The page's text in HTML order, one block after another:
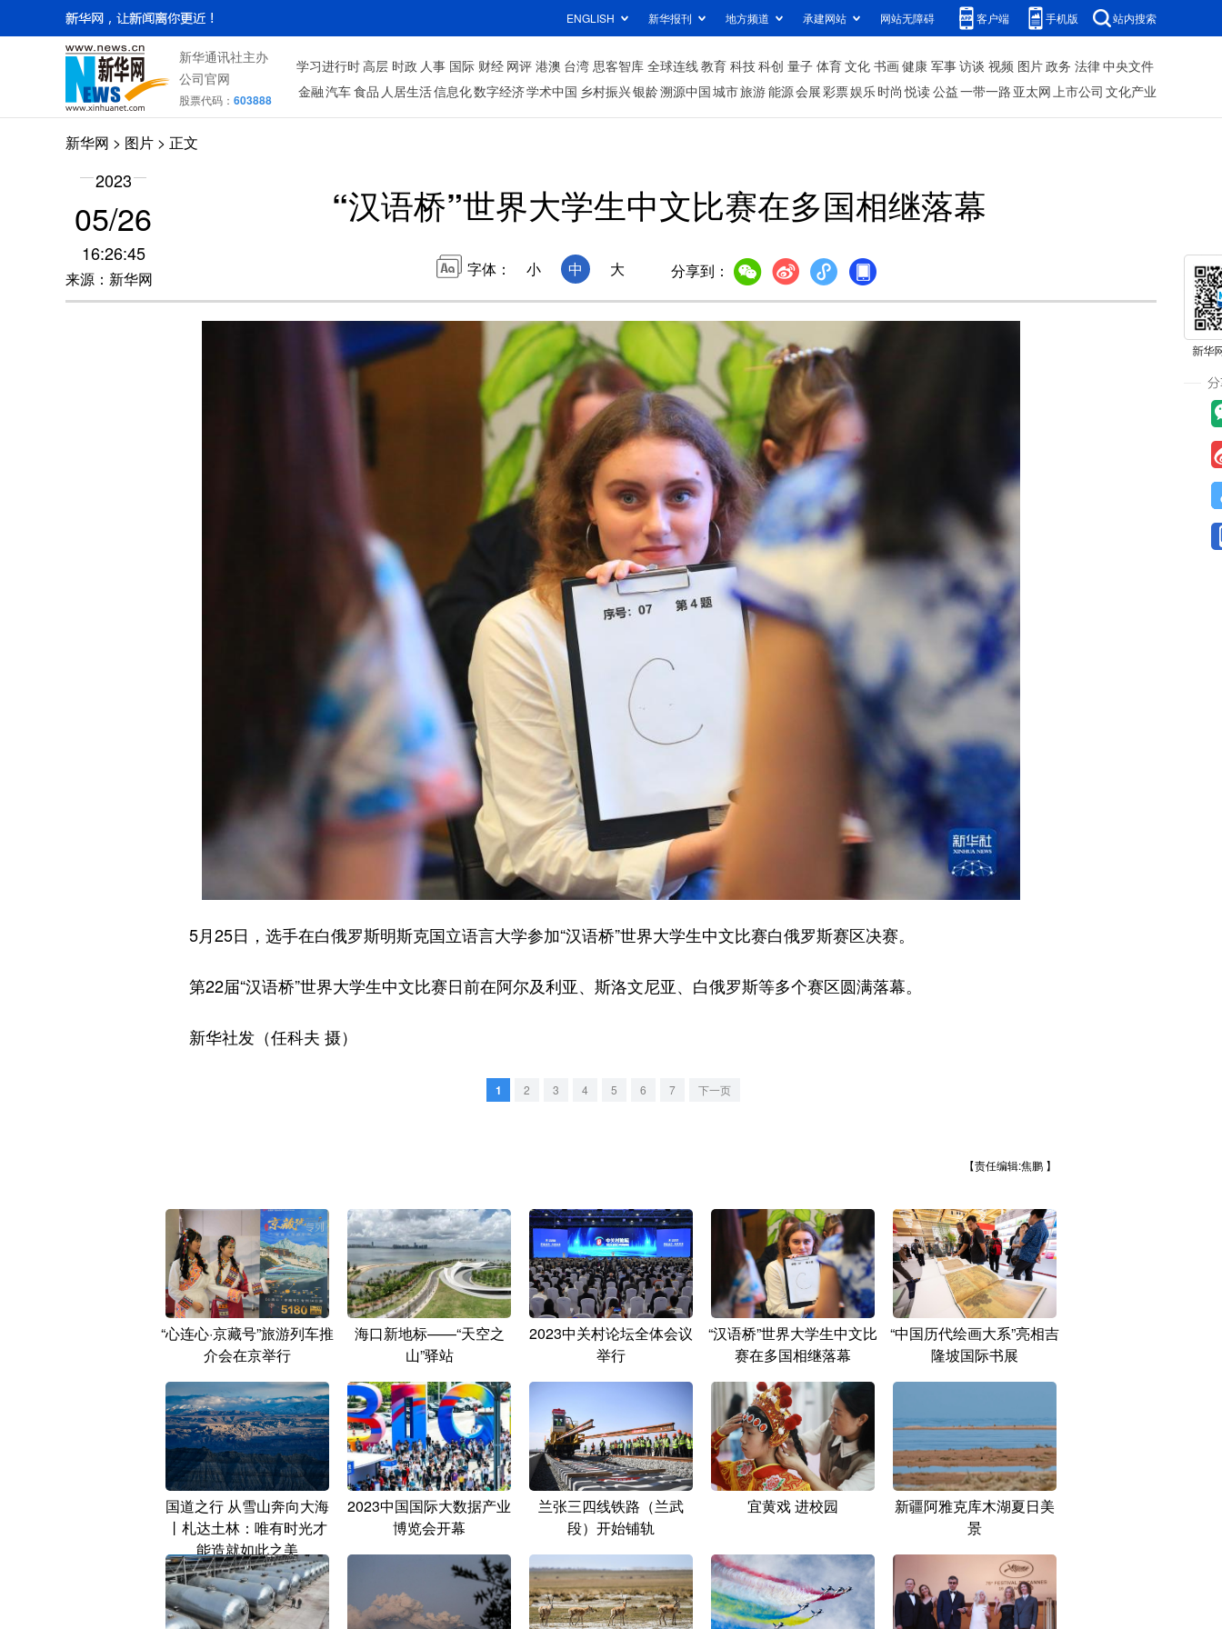
ENGLISH 新华报刊 地方频道 承建网站 网站无障碍 客户端 手机版 站内搜索
新华通讯社主办
公司官网
股票代码： 603888
学习进行时高层 时政 人事 国际 财经 网评 港澳 台湾 思客智库 全球连线教育 科技科创 量子 体育文化 书画健康 军事访谈 视频 图片政务 法律中央文件
金融汽车食品 人居生活信息化数字经济学术中国 乡村振兴银龄溯源中国城市旅游能源会展彩票娱乐时尚 悦读公益一带一路 亚太网上市公司 文化产业
新华网 > 图片 > 正文
2023
05/26
16:26:45
来源：新华网
“汉语桥”世界大学生中文比赛在多国相继落幕
字体： 小 中 大 分享到：
5月25日，选手在白俄罗斯明斯克国立语言大学参加“汉语桥”世界大学生中文比赛白俄罗斯赛区决赛。
第22届“汉语桥”世界大学生中文比赛日前在阿尔及利亚、斯洛文尼亚、白俄罗斯等多个赛区圆满落幕。
新华社发（任科夫 摄）
1 2 3 4 5 6 7 下一页
【责任编辑:焦鹏 】
“心连心·京藏号”旅游列车推
介会在京举行
海口新地标——“天空之
山”驿站
2023中关村论坛全体会议
举行
“汉语桥”世界大学生中文比
赛在多国相继落幕
“中国历代绘画大系”亮相吉
隆坡国际书展
国道之行 从雪山奔向大海
丨札达土林：唯有时光才
能造就如此之美
2023中国国际大数据产业
博览会开幕
兰张三四线铁路（兰武
段）开始铺轨
宜黄戏 进校园
新疆阿雅克库木湖夏日美
景